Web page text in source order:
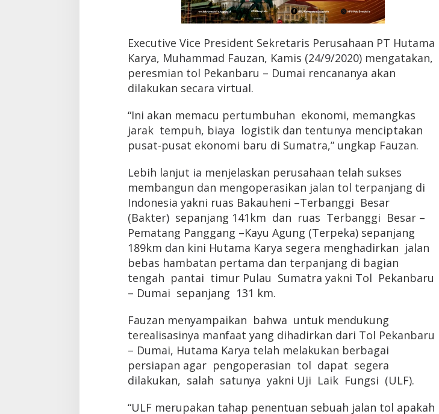
y
Executive Vice President Sekretaris Perusahaan PT Hutama
Karya, Muhammad Fauzan, Kamis (24/9/2020) mengatakan,
peresmian tol Pekanbaru – Dumai rencananya akan
dilakukan secara virtual.
“Ini akan memacu pertumbuhan ekonomi, memangkas
jarak tempuh, biaya logistik dan tentunya menciptakan
pusat-pusat ekonomi baru di Sumatra,” ungkap Fauzan.
Lebih lanjut ia menjelaskan perusahaan telah sukses
membangun dan mengoperasikan jalan tol terpanjang di
Indonesia yakni ruas Bakauheni –Terbanggi Besar
(Bakter) sepanjang 141km dan ruas Terbanggi Besar –
Pematang Panggang –Kayu Agung (Terpeka) sepanjang
189km dan kini Hutama Karya segera menghadirkan jalan
bebas hambatan pertama dan terpanjang di bagian
tengah pantai timur Pulau Sumatra yakni Tol Pekanbaru
– Dumai sepanjang 131 km.
Fauzan menyampaikan bahwa untuk mendukung
terealisasinya manfaat yang dihadirkan dari Tol Pekanbaru
– Dumai, Hutama Karya telah melakukan berbagai
persiapan agar pengoperasian tol dapat segera
dilakukan, salah satunya yakni Uji Laik Fungsi (ULF).
“ULF merupakan tahap penentuan sebuah jalan tol apakah